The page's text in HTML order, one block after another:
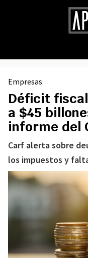
Empresas
Déficit
a $45
informe del
Carf alerta sobre
los impuestos y